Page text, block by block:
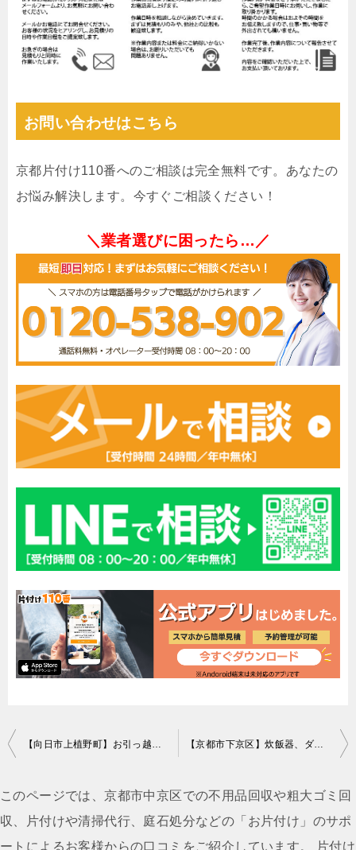
お問い合わせはこちら
京都片付け110番へのご相談は完全無料です。あなたの
お悩み解決します。今すぐご相談ください！
＼業者選びに困ったら…／
投
ナ
ビ
ゲ
【向日市上植野町】お引っ越しに伴う家具、家電の回収☆お問い合わせの翌日に処分でき、スピーディーな対応に喜んでいただけました！ 【京都市下京区】炊飯器、ダンベルなどの不用品回収☆お部屋が片付き、お客様に喜んでいただけました！
このページでは、京都市中京区での不用品回収や粗大ゴミ回
収、片付けや清掃代行、庭石処分などの「お片付け」のサポ
ートによるお客様からの口コミをご紹介しています。 片付け